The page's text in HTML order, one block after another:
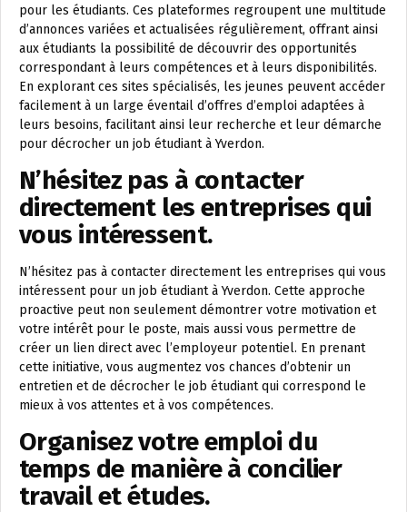
pour les étudiants. Ces plateformes regroupent une multitude
d’annonces variées et actualisées régulièrement, offrant ainsi
aux étudiants la possibilité de découvrir des opportunités
correspondant à leurs compétences et à leurs disponibilités.
En explorant ces sites spécialisés, les jeunes peuvent accéder
facilement à un large éventail d’offres d’emploi adaptées à
leurs besoins, facilitant ainsi leur recherche et leur démarche
pour décrocher un job étudiant à Yverdon.
N’hésitez pas à contacter
directement les entreprises qui
vous intéressent.
N’hésitez pas à contacter directement les entreprises qui vous
intéressent pour un job étudiant à Yverdon. Cette approche
proactive peut non seulement démontrer votre motivation et
votre intérêt pour le poste, mais aussi vous permettre de
créer un lien direct avec l’employeur potentiel. En prenant
cette initiative, vous augmentez vos chances d’obtenir un
entretien et de décrocher le job étudiant qui correspond le
mieux à vos attentes et à vos compétences.
Organisez votre emploi du
temps de manière à concilier
travail et études.